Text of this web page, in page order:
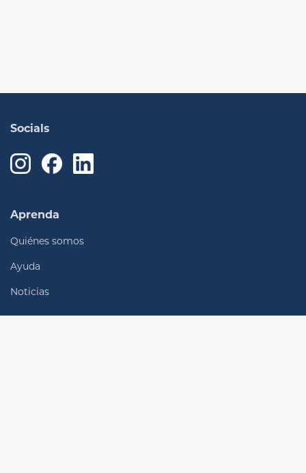
Socials
Aprenda
Quiénes somos
Ayuda
Noticias